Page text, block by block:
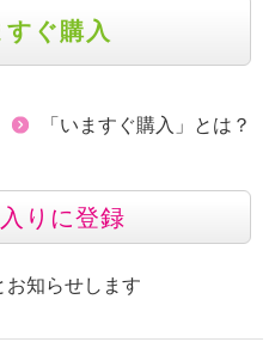
すぐ購入
「いますぐ購入」とは？
りに登録
お知らせします